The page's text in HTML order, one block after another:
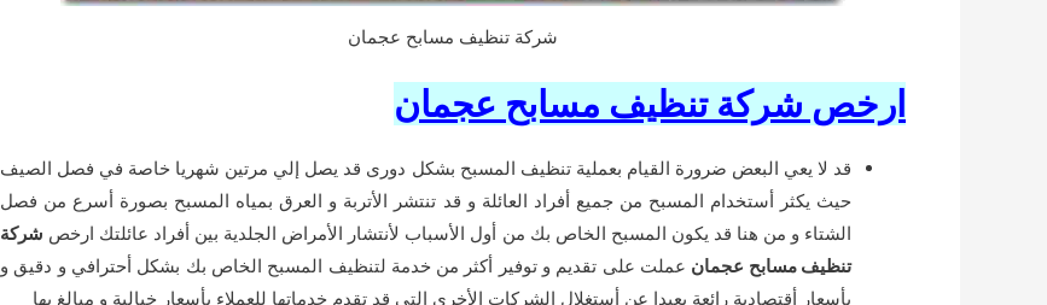
شركة تنظيف مسابح عجمان
ارخص شركة تنظيف مسابح عجمان
قد لا يعي البعض ضرورة القيام بعملية تنظيف المسبح بشكل دورى قد يصل إلي مرتين شهريا خاصة في فصل الصيف
حيث يكثر أستخدام المسبح من جميع أفراد العائلة و قد تنتشر الأتربة و العرق بمياه المسبح بصورة أسرع من فصل
الشتاء و من هنا قد يكون المسبح الخاص بك من أول الأسباب لأنتشار الأمراض الجلدية بين أفراد عائلتك ارخص شركة
تنظيف مسابح عجمان عملت على تقديم و توفير أكثر من خدمة لتنظيف المسبح الخاص بك بشكل أحترافي و دقيق و
بأسعار أقتصادية رائعة بعيدا عن أستغلال الشركات الأخري التي قد تقدم خدماتها للعملاء بأسعار خيالية و مبالغ بها